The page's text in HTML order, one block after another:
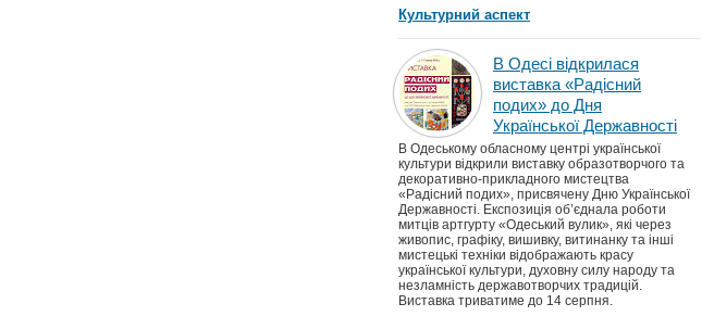
Культурний аспект
В Одесі відкрилася
виставка «Радісний
подих» до Дня
Української Державності
В Одеському обласному центрі української
культури відкрили виставку образотворчого та
декоративно-прикладного мистецтва
«Радісний подих», присвячену Дню Української
Державності. Експозиція об’єднала роботи
митців артгурту «Одеський вулик», які через
живопис, графіку, вишивку, витинанку та інші
мистецькі техніки відображають красу
української культури, духовну силу народу та
незламність державотворчих традицій.
Виставка триватиме до 14 серпня.